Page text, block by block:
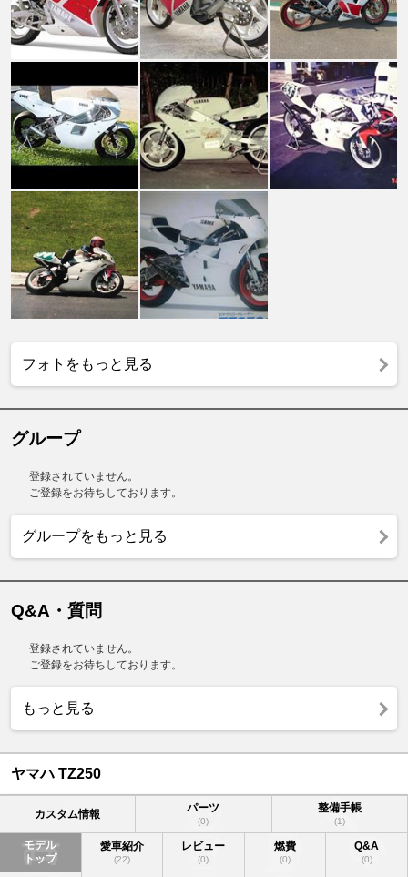
フォトをもっと見る
グループ
登録されていません。
ご登録をお待ちしております。
グループをもっと見る
Q&A・質問
登録されていません。
ご登録をお待ちしております。
もっと見る
ヤマハ TZ250
カスタム情報 パーツ
(0)
整備手帳
(1)
モデル
トップ
愛車紹介
(22)
レビュー
(0)
燃費
(0)
Q&A
(0)